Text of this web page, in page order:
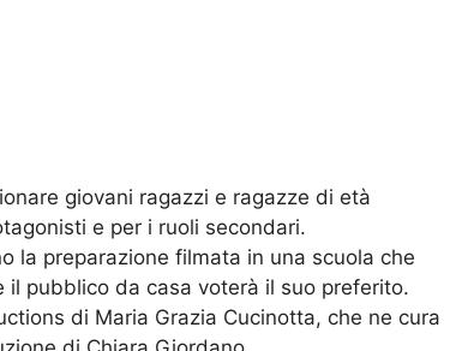
giovani ragazzi e ragazze di età
e per i ruoli secondari.
la preparazione filmata in una scuola che
pubblico da casa voterà il suo preferito.
di Maria Grazia Cucinotta, che ne cura